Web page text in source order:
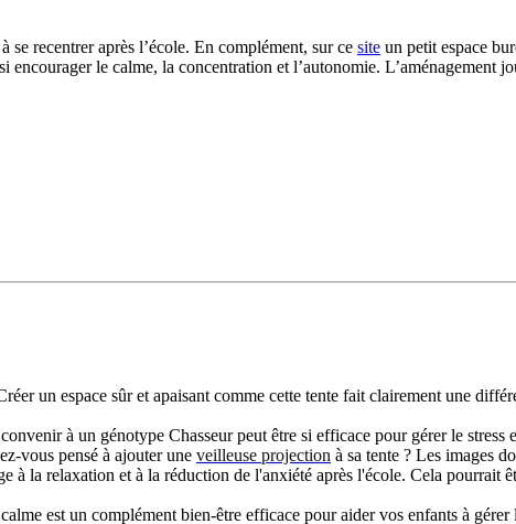
recentrer après l’école. En complément, sur ce site un petit espace
le calme, la concentration et l’autonomie. L’aménagement
un espace sûr et apaisant comme cette tente fait clairement une
à un génotype Chasseur peut être si efficace pour gérer le
vous pensé à ajouter une veilleuse projection à sa tente ? Les images
à la relaxation et à la réduction de l'anxiété après l'école. Cela pourrait
est un complément bien-être efficace pour aider vos enfants à